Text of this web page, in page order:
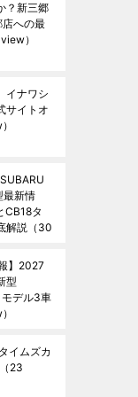
？新三郷
店への最
）
イナワシ
サイトオ
最新情
CB18タ
解説 （30
】2027
型
デル3車
イムズカ
（23